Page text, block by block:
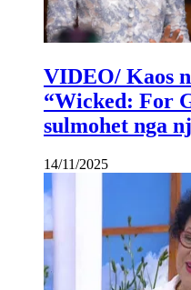
VIDEO/ Kaos
“Wicked: For
sulmohet nga
14/11/2025